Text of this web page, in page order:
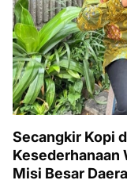
Secangkir Kopi
Kesederhanaan
Misi Besar